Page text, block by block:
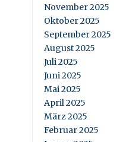
November 2025
Oktober 2025
September 2025
August 2025
Juli 2025
Juni 2025
Mai 2025
April 2025
März 2025
Februar 2025